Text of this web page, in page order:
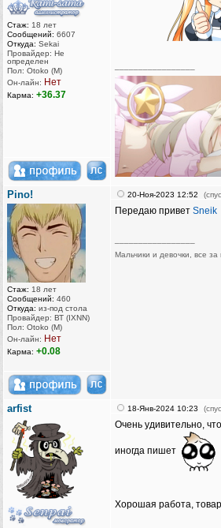
Стаж: 18 лет
Сообщений: 6607
Откуда: Sekai
Провайдер: Не
определен
Пол: Otoko (M)
Он-лайн: Нет
Карма: +36.37
Pino!
Стаж: 18 лет
Сообщений: 460
Откуда: из-под стола
Провайдер: ВТ (IXNN)
Пол: Otoko (M)
Он-лайн: Нет
Карма: +0.08
20-Ноя-2023 12:52
Передаю привет Sneik
Мальчики и девочки, все за
arfist 18-Янв-2024 10:23
Очень удивительно,
иногда пишет
Хорошая работа,